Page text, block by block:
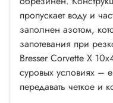
пропускает воду и
заполнен азотом,
запотевания при
Bresser Corvette X
суровых условиях –
передавать четкое и